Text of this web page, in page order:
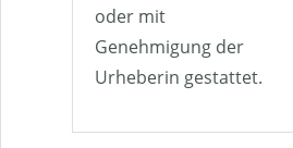
oder mit
Genehmigung der
Urheberin gestattet.